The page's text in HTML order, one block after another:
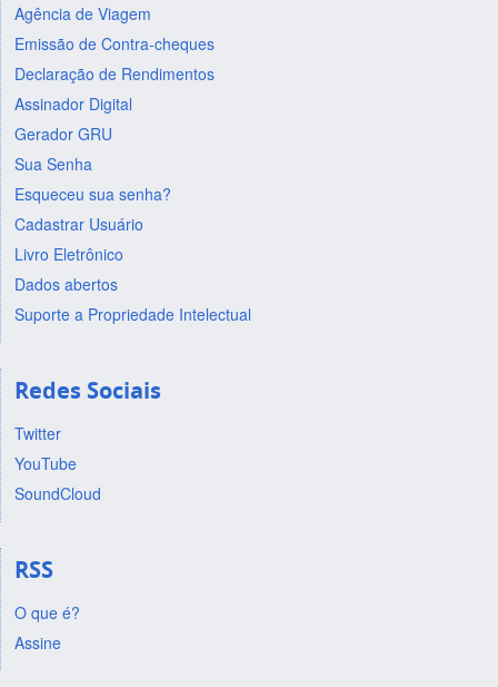
Agência de Viagem
Emissão de Contra-cheques
Declaração de Rendimentos
Assinador Digital
Gerador GRU
Sua Senha
Esqueceu sua senha?
Cadastrar Usuário
Livro Eletrônico
Dados abertos
Suporte a Propriedade Intelectual
Redes Sociais
Twitter
YouTube
SoundCloud
RSS
O que é?
Assine